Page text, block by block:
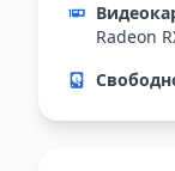
Radeon